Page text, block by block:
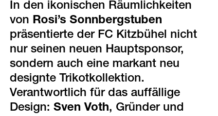
faqs
standorte & kontakt
In den ikonischen Räumlichkeiten
von Rosi’s Sonnbergstuben
präsentierte der FC Kitzbühel nicht
nur seinen neuen Hauptsponsor,
sondern auch eine markant neu
designte Trikotkollektion.
Verantwortlich für das auffällige
Design: Sven Voth, Gründer und